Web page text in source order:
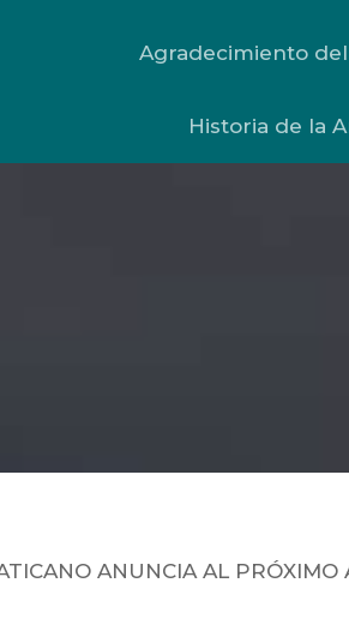
Agradecimiento
Historia de la
ANUNCIA AL